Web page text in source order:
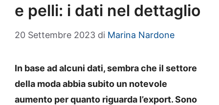
e pelli: i dati nel dettaglio
20 Settembre 2023 di Marina Nardone
In base ad alcuni dati, sembra che il settore
della moda abbia subito un notevole
aumento per quanto riguarda l’export. Sono